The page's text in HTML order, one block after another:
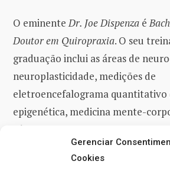
Gerenciar
Cookies
O eminenteDr. Joe Dispenza é
Doutor em Quiropraxia. O seu
graduação inclui as áreas de
neuroplasticidade, medições de
eletroencefalograma quantitativo
epigenética, medicina mente-
cérebro/coração.
Como pesquisador, palestrante,